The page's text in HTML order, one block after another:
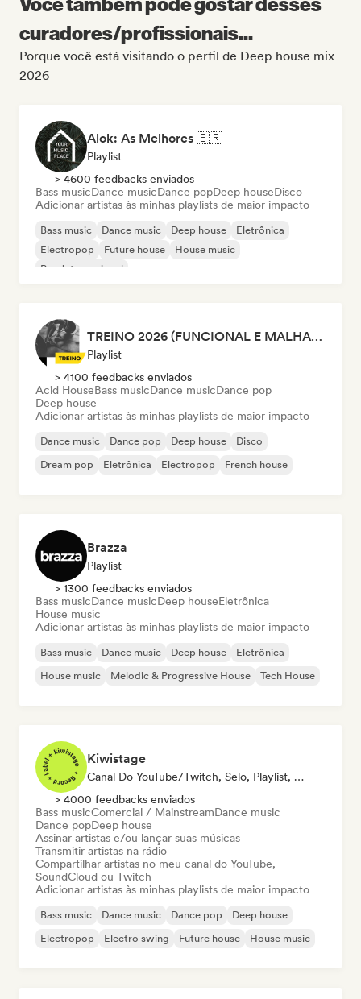
curadores/profissionais...
Porque você está visitando o perfil de Deep house mix
2026
Alok: As Melhores 🇧🇷
Playlist
> 4600 feedbacks enviados
Bass musicDance musicDance popDeep houseDisco
Adicionar artistas às minhas playlists de maior impacto
Bass music Dance music Deep house
Eletrônica
Electropop
Future house
House music
Pop internacional
TREINO 2026 (FUNCIONAL E MALHAÇÃO)
Playlist
> 4100 feedbacks enviados
Acid HouseBass musicDance musicDance pop
Deep house
Adicionar artistas às minhas playlists de maior impacto
Dance music Dance pop Deep house
Disco
Dream pop
Eletrônica Electropop French house
Brazza
Playlist
> 1300 feedbacks enviados
Bass musicDance musicDeep houseEletrônica
House music
Adicionar artistas às minhas playlists de maior impacto
Bass music Dance music Deep house
Eletrônica
House music
Melodic & Progressive House Tech House
Kiwistage
Canal Do YouTube/Twitch, Selo, Playlist, Rádio
> 4000 feedbacks enviados
Bass musicComercial / MainstreamDance music
Dance popDeep house
Assinar artistas e/ou lançar suas músicas
Transmitir artistas na rádio
Compartilhar artistas no meu canal do YouTube,
SoundCloud ou Twitch
Adicionar artistas às minhas playlists de maior impacto
Bass music Dance music Dance pop
Deep house
Electropop
Electro swing Future house House music